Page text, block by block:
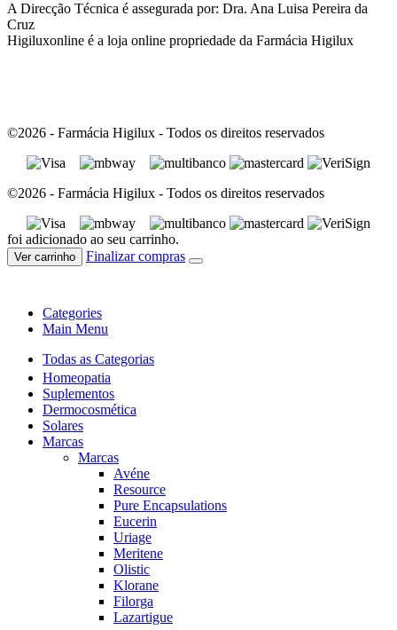
A Direcção Técnica é assegurada por: Dra. Ana Luisa Pereira da
Cruz
Higiluxonline é a loja online propriedade da Farmácia Higilux
©2026 - Farmácia Higilux - Todos os direitos reservados
©2026 - Farmácia Higilux - Todos os direitos reservados
foi adicionado ao seu carrinho.
Ver carrinho Finalizar compras
Categories
Main Menu
Todas as Categorias
Homeopatia
Suplementos
Dermocosmética
Solares
Marcas
Marcas
Avéne
Resource
Pure Encapsulations
Eucerin
Uriage
Meritene
Olistic
Klorane
Filorga
Lazartigue